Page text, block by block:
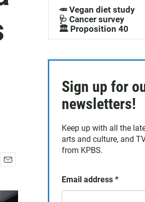
q
u
a
a
🥕 Vegan diet study
🩺 Cancer survey
🏛️ Proposition 40
Sign up for
newsletters!
Keep up with all the
arts and culture, and
from KPBS.
Email address *